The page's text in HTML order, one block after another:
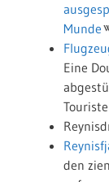
Munde
Eine
den